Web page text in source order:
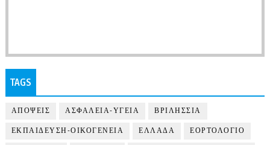
TAGS
ΑΠΟΨΕΙΣ ΑΣΦΑΛΕΙΑ-ΥΓΕΙΑ ΒΡΙΛΗΣΣΙΑ
ΕΚΠΑΙΔΕΥΣΗ-ΟΙΚΟΓΕΝΕΙΑ ΕΛΛΑΔΑ ΕΟΡΤΟΛΟΓΙΟ